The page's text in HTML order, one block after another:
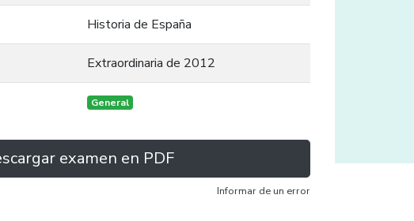
Historia de España
Extraordinaria de 2012
General
examen en PDF
Informar de un error